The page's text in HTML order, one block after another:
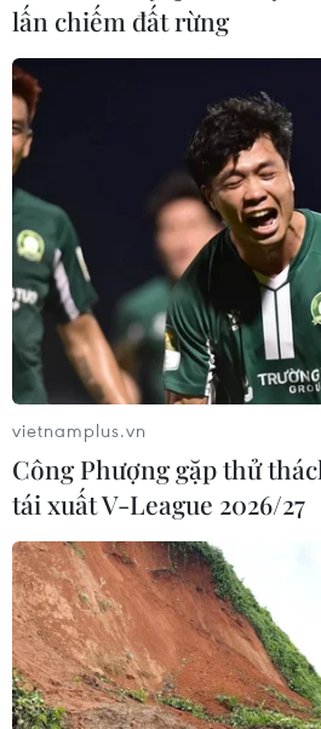
lấn chiếm đất rừng
vietnamplus.vn
Công Phượng gặp thử
tái xuất V-League 2026/27